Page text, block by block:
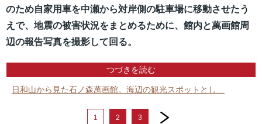
のため自家用車を中瀬から対岸側の駐車場に移動させたう
えで、地震の被害状況をまとめるために、館内と萬画館周
辺の報告写真を撮影して回る。
つづきを読む
日和山から見た石ノ森萬画館。海辺の観光スポットとし…
1 2 3
next